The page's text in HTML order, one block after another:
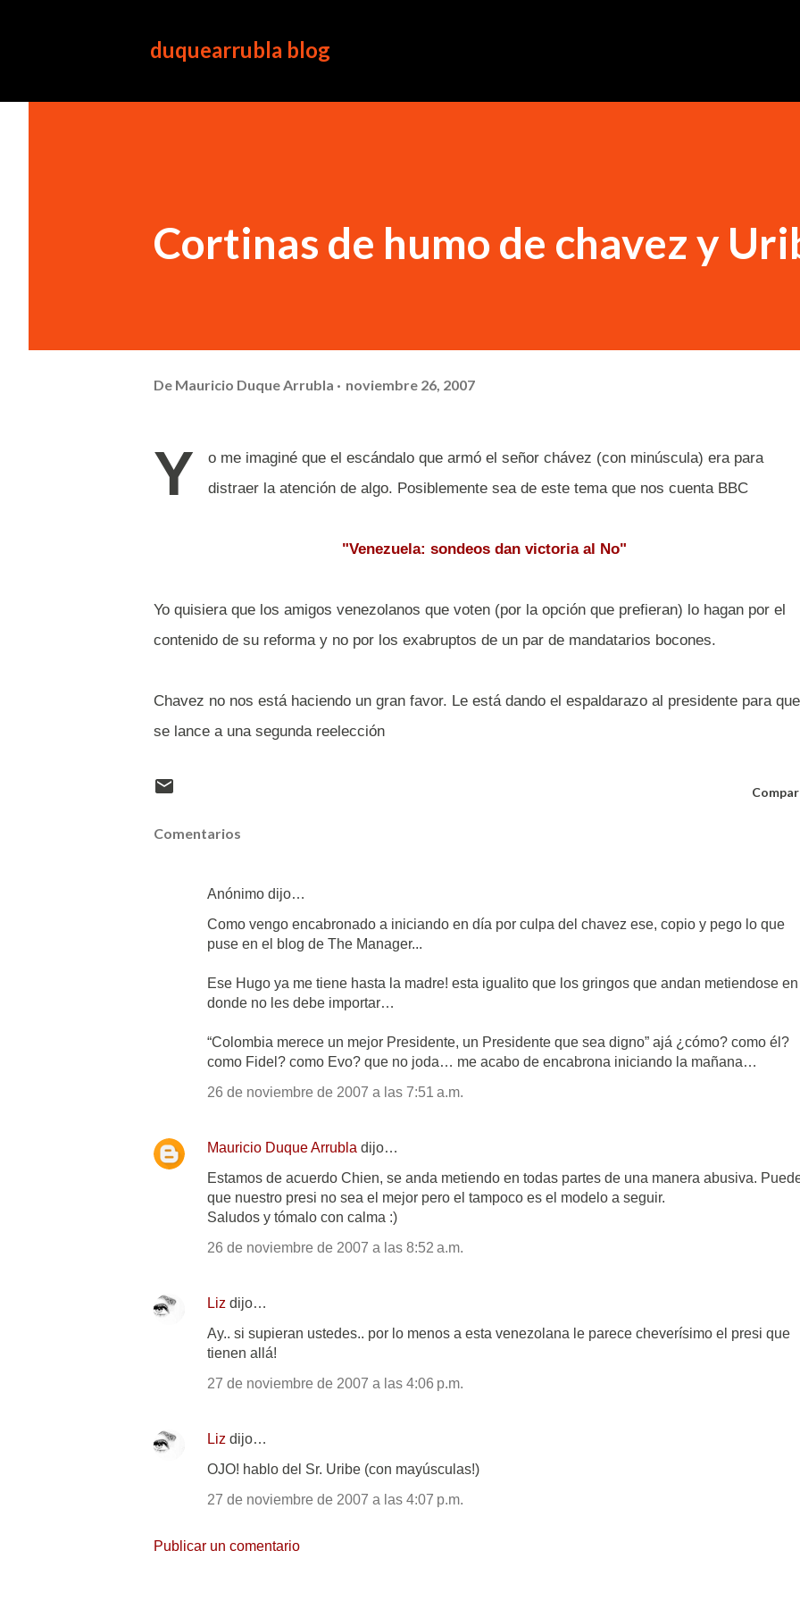
duquearrubla blog
Cortinas de humo de chavez y
De Mauricio Duque Arrubla noviembre 26, 2007
Y
o me imaginé que el escándalo que armó el señor chávez (con minúscula) era para
distraer la atención de algo. Posiblemente sea de este tema que nos cuenta BBC
"Venezuela: sondeos dan victoria al No"
Yo quisiera que los amigos venezolanos que voten (por la opción que prefieran) lo hagan por el
contenido de su reforma y no por los exabruptos de un par de mandatarios bocones.
Chavez no nos está haciendo un gran favor. Le está dando el espaldarazo al presidente para que
se lance a una segunda reelección
Comentarios
Anónimo dijo…
Como vengo encabronado a iniciando en día por culpa del chavez ese, copio y pego lo que
puse en el blog de The Manager...
Ese Hugo ya me tiene hasta la madre! esta igualito que los gringos que andan metiendose en
donde no les debe importar…
“Colombia merece un mejor Presidente, un Presidente que sea digno” ajá ¿cómo? como él?
como Fidel? como Evo? que no joda… me acabo de encabrona iniciando la mañana…
26 de noviembre de 2007 a las 7:51 a.m.
Mauricio Duque Arrubla dijo…
Estamos de acuerdo Chien, se anda metiendo en todas partes de una manera abusiva.
que nuestro presi no sea el mejor pero el tampoco es el modelo a seguir.
Saludos y tómalo con calma :)
26 de noviembre de 2007 a las 8:52 a.m.
Liz dijo…
Ay.. si supieran ustedes.. por lo menos a esta venezolana le parece cheverísimo el presi que
tienen allá!
27 de noviembre de 2007 a las 4:06 p.m.
Liz dijo…
OJO! hablo del Sr. Uribe (con mayúsculas!)
27 de noviembre de 2007 a las 4:07 p.m.
Publicar un comentario